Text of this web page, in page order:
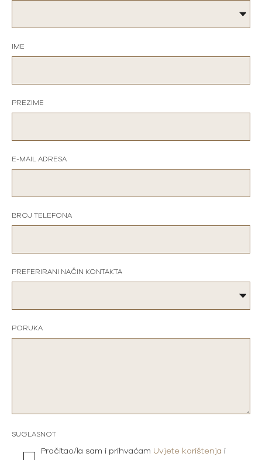
IME
PREZIME
E-MAIL ADRESA
BROJ TELEFONA
PREFERIRANI NAČIN KONTAKTA
PORUKA
SUGLASNOT
Pročitao/la sam i prihvaćam Uvjete korištenja i